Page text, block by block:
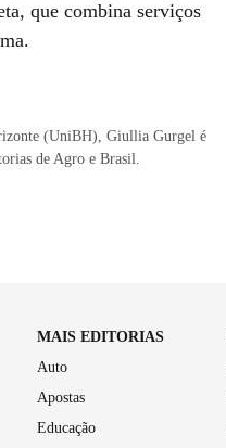
que combina serviços
(UniBH), Giullia Gurgel é
de Agro e Brasil.
MAIS EDITORIAS
Auto
Apostas
Educação